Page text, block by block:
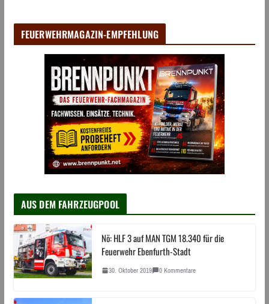
FEUERWEHRMAGAZIN-EMPFEHLUNG
AUS DEM FAHRZEUGPOOL
Nö: HLF 3 auf MAN TGM 18.340 für die
Feuerwehr Ebenfurth-Stadt
30. Oktober 2019 0 Kommentare